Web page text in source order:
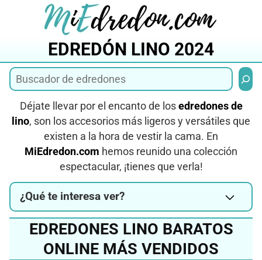
EDREDÓN LINO 2024
Déjate llevar por el encanto de los edredones de
lino, son los accesorios más ligeros y versátiles que
existen a la hora de vestir la cama. En
MiEdredon.com hemos reunido una colección
espectacular, ¡tienes que verla!
¿Qué te interesa ver?
EDREDONES LINO BARATOS
ONLINE MÁS VENDIDOS